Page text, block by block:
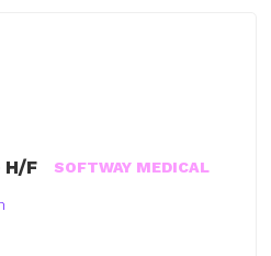
H/F SOFTWAY MEDICAL